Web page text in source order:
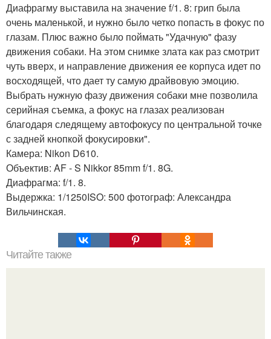
Диафрагму выставила на значение f/1. 8: грип была
очень маленькой, и нужно было четко попасть в фокус по
глазам. Плюс важно было поймать "Удачную" фазу
движения собаки. На этом снимке злата как раз смотрит
чуть вверх, и направление движения ее корпуса идет по
восходящей, что дает ту самую драйвовую эмоцию.
Выбрать нужную фазу движения собаки мне позволила
серийная съемка, а фокус на глазах реализован
благодаря следящему автофокусу по центральной точке
с задней кнопкой фокусировки".
Камера: Nikon D610.
Объектив: AF - S Nikkor 85mm f/1. 8G.
Диафрагма: f/1. 8.
Выдержка: 1/1250ISO: 500 фотограф: Александра
Вильчинская.
Читайте также